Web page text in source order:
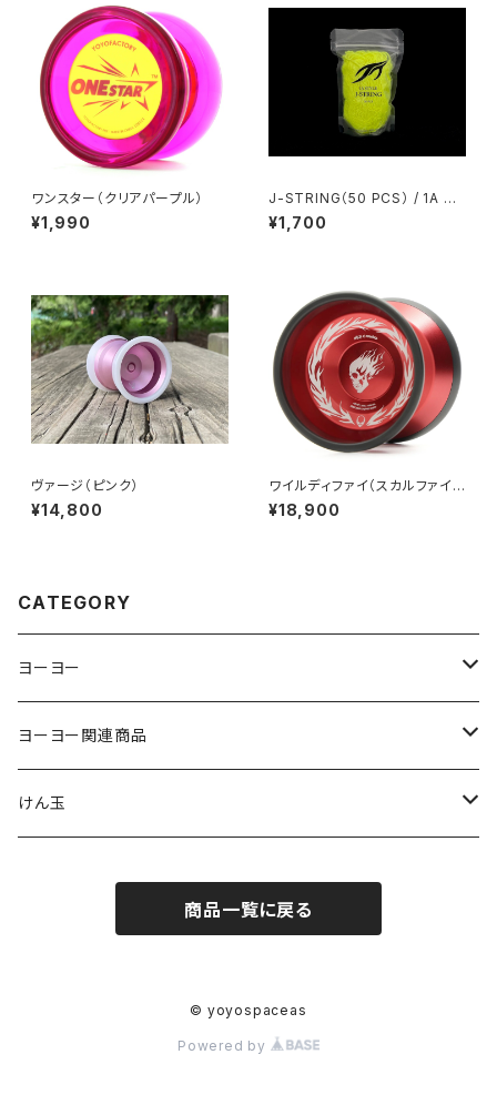
ワンスター（クリアパープル）
¥1,990
J-STRING（50 PCS） / 1A ST
YLE（Yellow）
¥1,700
ヴァージ（ピンク）
¥14,800
ワイルディファイ（スカルファイヤ
ー）
¥18,900
CATEGORY
ヨーヨー
ジャパンテクノロジー
サムシング
ヨーヨーファクトリー
ヨーヨー関連商品
ストリング
けん玉
商品一覧に戻る
© yoyospaceas
Powered by